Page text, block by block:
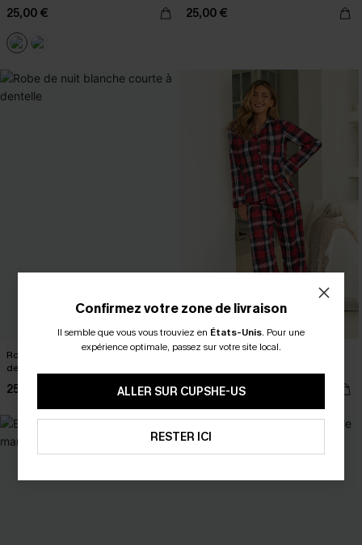
25,00 € 25,00 €
Robe de nuit blanche courte à
dentelle
25,00 € 37,00 €
Confirmez votre zone de livraison
Il semble que vous vous trouviez en États-Unis. Pour une
expérience optimale, passez sur votre site local.
ALLER SUR CUPSHE-US
RESTER ICI